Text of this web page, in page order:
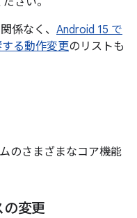
係なく、 Android 15 で
る動作変更のリストも
のさまざまなコア機能
の変更